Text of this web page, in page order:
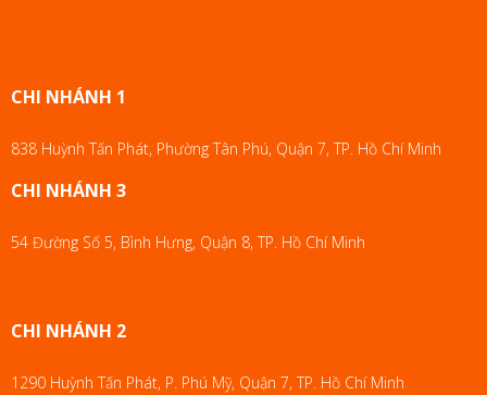
CHI NHÁNH 1
838 Huỳnh Tấn Phát, Phường Tân Phú, Quận 7, TP. Hồ Chí Minh
CHI NHÁNH 3
54 Đường Số 5, Bình Hưng, Quận 8, TP. Hồ Chí Minh
CHI NHÁNH 2
1290 Huỳnh Tấn Phát, P. Phú Mỹ, Quận 7, TP. Hồ Chí Minh